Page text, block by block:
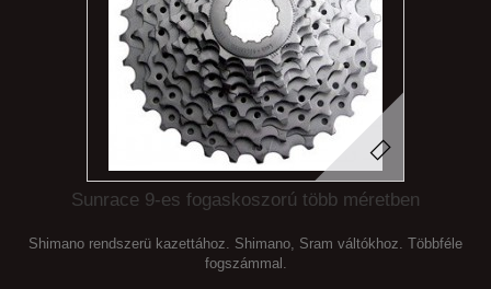
Sunrace 9-es fogaskoszorú több méretben
Shimano rendszerü kazettához. Shimano, Sram váltókhoz. Többféle
fogszámmal.